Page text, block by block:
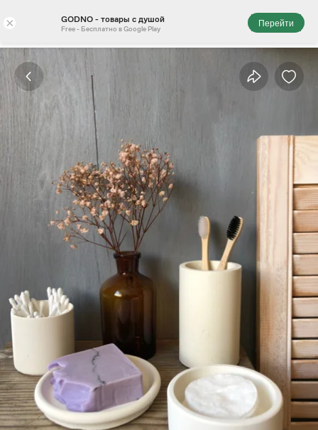
× GODNO - товары с душой
Free - Бесплатно в Google Play
Перейти